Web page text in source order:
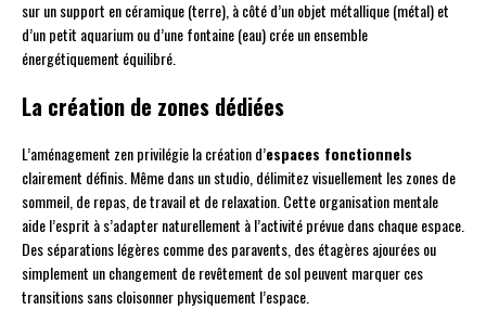
sur un support en céramique (terre), à côté d’un objet métallique (métal) et
d’un petit aquarium ou d’une fontaine (eau) crée un ensemble
énergétiquement équilibré.
La création de zones dédiées
L’aménagement zen privilégie la création d’espaces fonctionnels
clairement définis. Même dans un studio, délimitez visuellement les zones de
sommeil, de repas, de travail et de relaxation. Cette organisation mentale
aide l’esprit à s’adapter naturellement à l’activité prévue dans chaque espace.
Des séparations légères comme des paravents, des étagères ajourées ou
simplement un changement de revêtement de sol peuvent marquer ces
transitions sans cloisonner physiquement l’espace.